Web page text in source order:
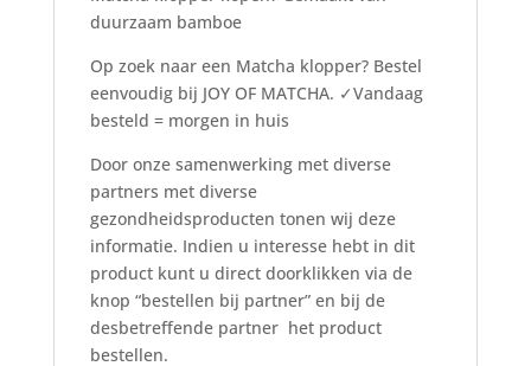
duurzaam bamboe
Op zoek naar een Matcha klopper? Bestel
eenvoudig bij JOY OF MATCHA. ✓Vandaag
besteld = morgen in huis
Door onze samenwerking met diverse
partners met diverse
gezondheidsproducten tonen wij deze
informatie. Indien u interesse hebt in dit
product kunt u direct doorklikken via de
knop “bestellen bij partner” en bij de
desbetreffende partner het product
bestellen.